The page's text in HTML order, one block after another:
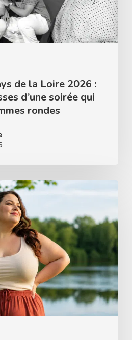
de la Loire 2026 :
d’une soirée qui
rondes